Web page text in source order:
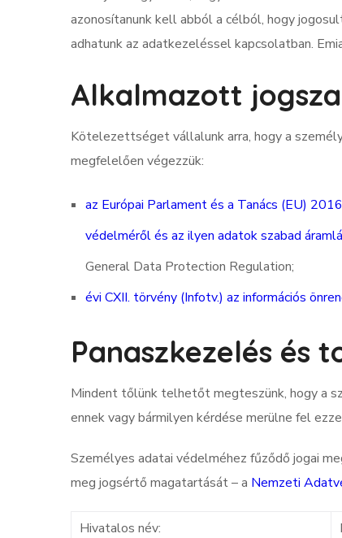
azonosítanunk kell abból a célból, hogy
adhatunk az adatkezeléssel kapcsolatban.
Alkalmazott
Kötelezettséget vállalunk arra, hogy a
megfelelően végezzük:
az Európai Parlament és a Tanács (EU)
védelméről és az ilyen adatok szabad
General Data Protection Regulation;
évi CXII. törvény (Infotv.) az információs
Panaszkezelés és
Mindent tőlünk telhetőt megteszünk, hogy a
ennek vagy bármilyen kérdése merülne fel
Személyes adatai védelméhez fűződő jogai
meg jogsértő magatartását – a Nemzeti
Hivatalos név: